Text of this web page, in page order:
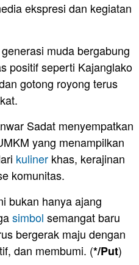
ekspresi dan kegiatan
muda bergabung
positif seperti Kajanglako
gotong royong terus
Sadat menyempatkan
yang menampilkan
kuliner khas, kerajinan
komunitas.
bukan hanya ajang
simbol semangat baru
bergerak maju dengan
dan membumi. (*/Put)